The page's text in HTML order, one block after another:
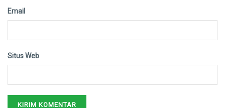
Email
Situs Web